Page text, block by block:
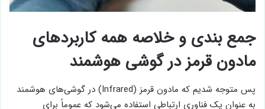
جمع بندی و خلاصه همه کاربردهای
مادون قرمز در گوشی هوشمند
پس متوجه شدیم که مادون قرمز (Infrared) در گوشی‌های هوشمند
به عنوان یک فناوری ارتباطی استفاده می‌شود که عموماً برای